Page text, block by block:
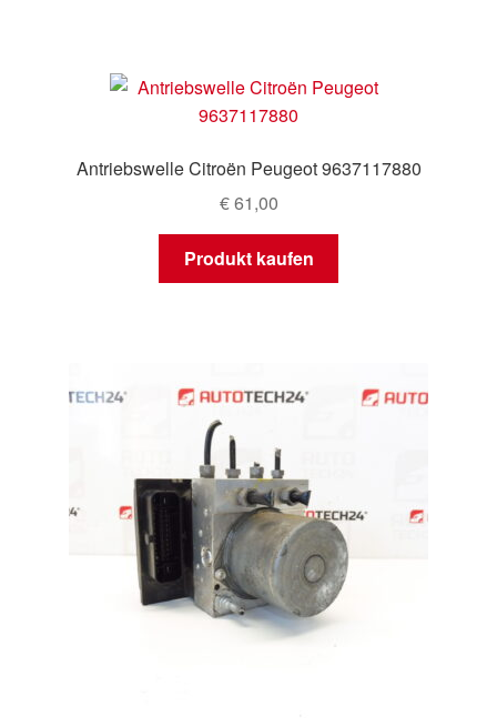
Antriebswelle Citroën Peugeot 9637117880
€61,00
Produkt kaufen